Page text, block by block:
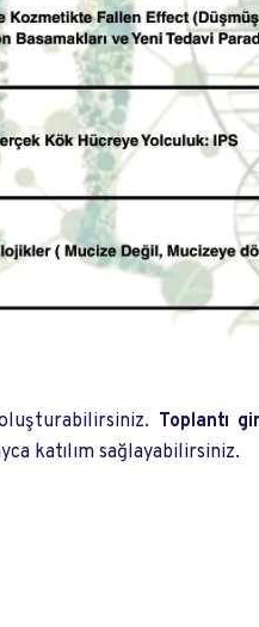
Toplantı
katılım sağlayabilirsiniz.